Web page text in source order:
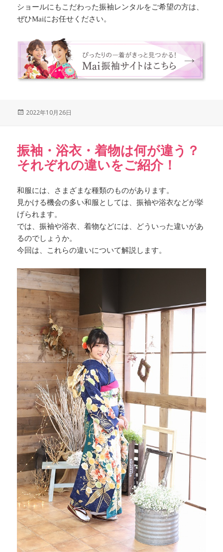
ショールにもこだわった振袖レンタルをご希望の方は、
ぜひMaiにお任せください。
Posted
2022年10月26日
振袖・浴衣・着物は何が違う？
それぞれの違いをご紹介！
和服には、さまざまな種類のものがあります。
見かける機会の多い和服としては、振袖や浴衣などが挙
げられます。
では、振袖や浴衣、着物などには、どういった違いがあ
るのでしょうか。
今回は、これらの違いについて解説します。